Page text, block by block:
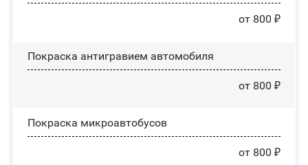
от 800 ₽
Покраска антигравием автомобиля
от 800 ₽
Покраска микроавтобусов
от 800 ₽